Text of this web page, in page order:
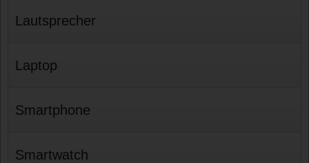
Lautsprecher
Laptop
Smartphone
Smartwatch